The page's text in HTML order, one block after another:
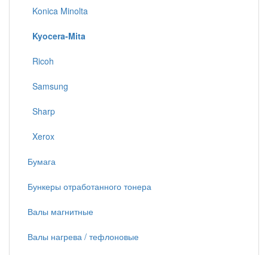
Konica Minolta
Kyocera-Mita
Ricoh
Samsung
Sharp
Xerox
Бумага
Бункеры отработанного тонера
Валы магнитные
Валы нагрева / тефлоновые